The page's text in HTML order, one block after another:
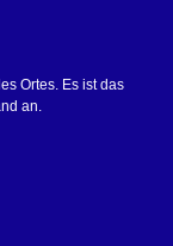
Ortes. Es ist das
an.